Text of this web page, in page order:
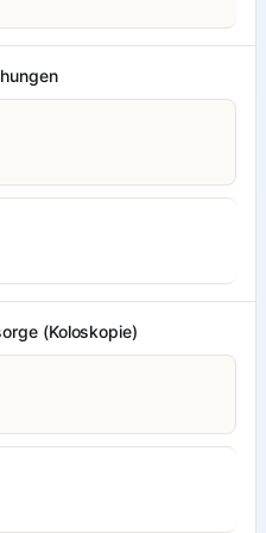
(Koloskopie)